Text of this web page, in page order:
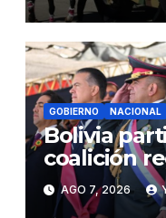
GOBIERNO NACIONAL
Bolivia
coalición
cárteles
AGO 7, 2026